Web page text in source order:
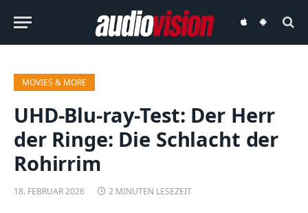
audiovisionaudiovision
MOVIES & MORE
UHD-Blu-ray-Test: Der Herr
der Ringe: Die Schlacht der
Rohirrim
18. FEBRUAR 2026 2 MINUTEN LESEZEIT